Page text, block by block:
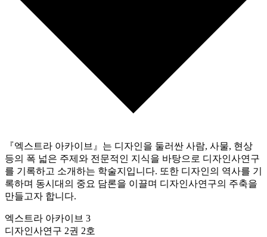
『엑스트라 아카이브』는 디자인을 둘러싼 사람, 사물, 현상
등의 폭 넓은 주제와 전문적인 지식을 바탕으로 디자인사연구
를 기록하고 소개하는 학술지입니다. 또한 디자인의 역사를 기
록하며 동시대의 중요 담론을 이끌며 디자인사연구의 주축을
만들고자 합니다.
엑스트라 아카이브 3
디자인사연구 2권 2호